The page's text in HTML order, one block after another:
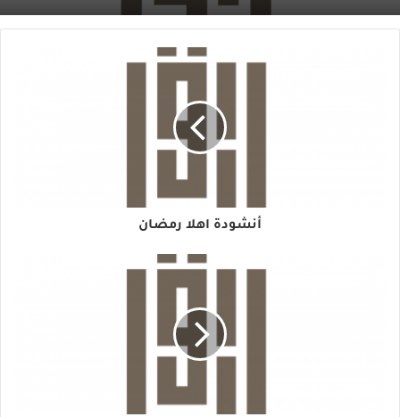
أنشودة اهلا رمضان